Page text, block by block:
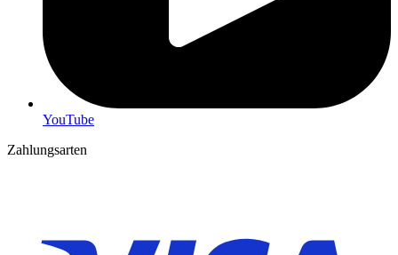
YouTube
Zahlungsarten